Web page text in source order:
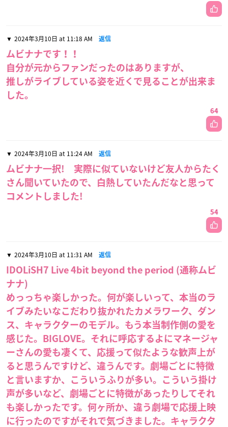
2024年3月10日 at 11:18 AM 返信
ムビナナです！！
自分が元からファンだったのはありますが、
推しがライブしている姿を近くで見ることが出来ま
した。
64
2024年3月10日 at 11:24 AM 返信
ムビナナ一択! 実際に似ていないけど友人からたく
さん聞いていたので、白熱していたんだなと思って
コメントしました!
54
2024年3月10日 at 11:31 AM 返信
IDOLiSH7 Live 4bit beyond the period (通称ムビ
ナナ)
めっっちゃ楽しかった。何が楽しいって、本当のラ
イブみたいなこだわり抜かれたカメラワーク、ダン
ス、キャラクターのモデル。もう本当制作側の愛を
感じた。BIGLOVE。それに呼応するよにマネージャ
ーさんの愛も凄くて、応援って似たような歓声上が
ると思うんですけど、違うんです。劇場ごとに特徴
と言いますか、こういうふりが多い。こういう掛け
声が多いなど、劇場ごとに特徴があったりしてそれ
も楽しかったです。何ヶ所か、違う劇場で応援上映
に行ったのですがそれで気づきました。キャラクタ